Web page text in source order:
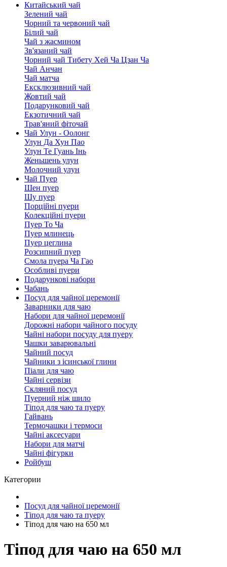
Китайський чай
Зелений чай
Чорний та червоний чай
Білий чай
Чай з жасмином
Зв'язаний чай
Чорний чай Тибету Хей Ча Цзан Ча
Чай Анчан
Чай матча
Ексклюзивний чай
Жовтий чай
Подарунковий чай
Екзотичний чай
Трав'яний фіточай
Чай Улун - Оолонг
Улун Да Хун Пао
Улун Те Гуань Інь
Женьшень улун
Молочний улун
Чай Пуер
Шен пуер
Шу пуер
Порційні пуери
Колекційні пуери
Пуер То Ча
Пуер млинець
Пуер цеглина
Розсипний пуер
Смола пуера Ча Гао
Особливі пуери
Подарункові набори
Чабань
Посуд для чайної церемонії
Заварники для чаю
Набори для чайної церемонії
Дорожні набори чайного посуду
Чайні набори посуду для пуеру
Чашки заварювальні
Чайний посуд
Чайники з ісинської глини
Піали для чаю
Чайні сервізи
Скляний посуд
Пуерний ніж шило
Тіпод для чаю та пуеру
Гайвань
Термочашки і термоси
Чайні аксесуари
Набори для матчі
Чайні фігурки
Ройбуш
Категории
Посуд для чайної церемонії
Тіпод для чаю та пуеру
Тіпод для чаю на 650 мл
Тіпод для чаю на 650 мл